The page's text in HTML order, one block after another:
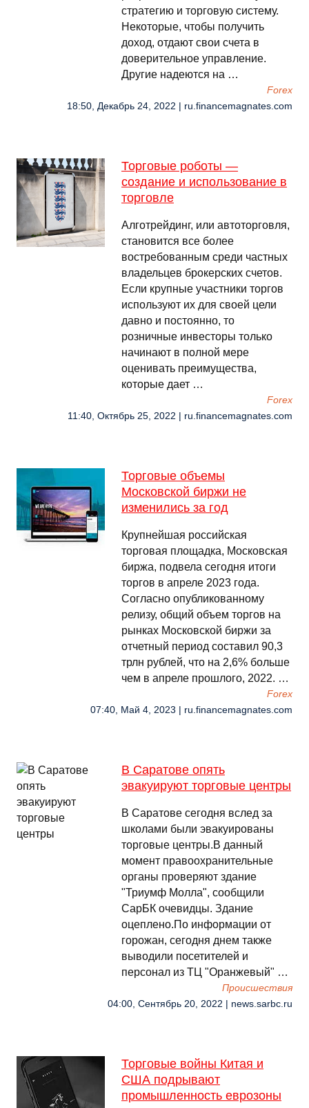
стратегию и торговую систему.
Некоторые, чтобы получить
доход, отдают свои счета в
доверительное управление.
Другие надеются на …
Forex
18:50, Декабрь 24, 2022 | ru.financemagnates.com
Торговые роботы —
создание и использование в
торговле
Алготрейдинг, или автоторговля,
становится все более
востребованным среди частных
владельцев брокерских счетов.
Если крупные участники торгов
используют их для своей цели
давно и постоянно, то
розничные инвесторы только
начинают в полной мере
оценивать преимущества,
которые дает …
Forex
11:40, Октябрь 25, 2022 | ru.financemagnates.com
Торговые объемы
Московской биржи не
изменились за год
Крупнейшая российская
торговая площадка, Московская
биржа, подвела сегодня итоги
торгов в апреле 2023 года.
Согласно опубликованному
релизу, общий объем торгов на
рынках Московской биржи за
отчетный период составил 90,3
трлн рублей, что на 2,6% больше
чем в апреле прошлого, 2022. …
Forex
07:40, Май 4, 2023 | ru.financemagnates.com
В Саратове опять
эвакуируют торговые центры
В Саратове сегодня вслед за
школами были эвакуированы
торговые центры.В данный
момент правоохранительные
органы проверяют здание
"Триумф Молла", сообщили
СарБК очевидцы. Здание
оцеплено.По информации от
горожан, сегодня днем также
выводили посетителей и
персонал из ТЦ "Оранжевый" …
Происшествия
04:00, Сентябрь 20, 2022 | news.sarbc.ru
Торговые войны Китая и
США подрывают
промышленность еврозоны